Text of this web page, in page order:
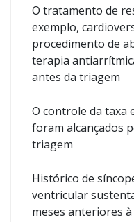
O tratamento de
exemplo,
procedimento de
terapia
antes da triagem
O controle da taxa
foram alcançados
triagem
Histórico de
ventricular
meses anteriores